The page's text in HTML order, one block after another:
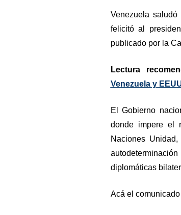
Venezuela
felicitó al
publicado por la
Lectura
Venezuela y
El Gobierno
donde impere el
Naciones
diplomáticas
Acá el